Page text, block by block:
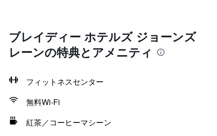
ブレイディー ホテルズ ジョーンズ
レーンの特典とアメニティ
フィットネスセンター
無料Wi-Fi
紅茶／コーヒーマシーン